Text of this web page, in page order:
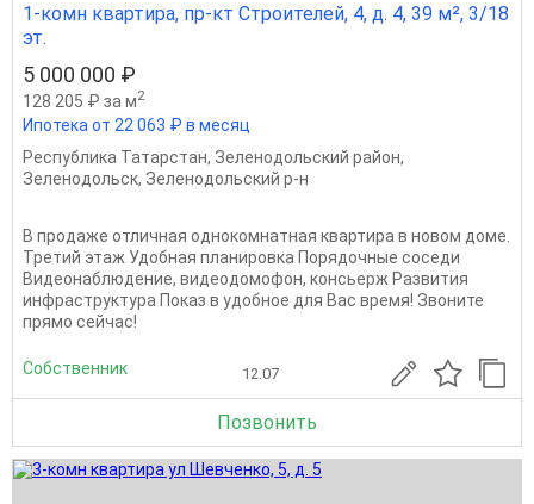
1-комн квартира, пр-кт Строителей, 4, д. 4, 39 м², 3/18
эт.
5 000 000 ₽
128 205 ₽ за м2
Ипотека от 22 063 ₽ в месяц
Республика Татарстан, Зеленодольский район,
Зеленодольск, Зеленодольский р-н
В продаже отличная однокомнатная квартира в новом доме.
Третий этаж Удобная планировка Порядочные соседи
Видеонаблюдение, видеодомофон, консьерж Развития
инфраструктура Показ в удобное для Вас время! Звоните
прямо сейчас!
Собственник 12.07
Позвонить